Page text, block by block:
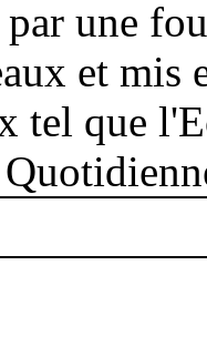
une
et mis
tel que